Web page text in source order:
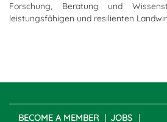
Forschung, Beratung und
leistungsfähigen und resilienten
BECOME A MEMBER JOBS